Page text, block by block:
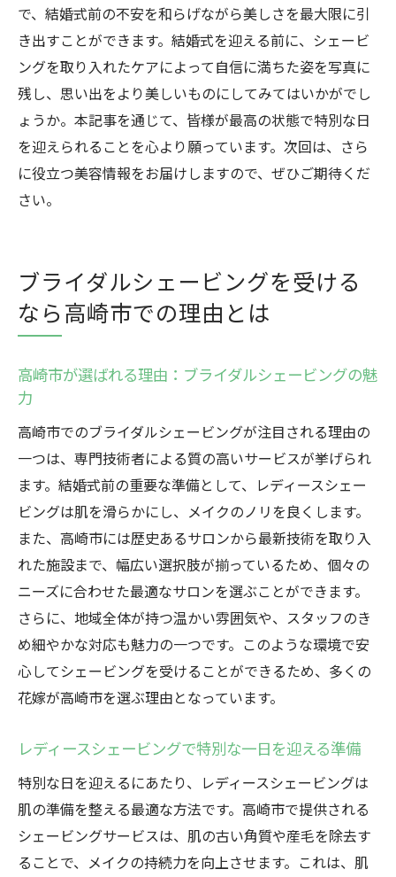
で、結婚式前の不安を和らげながら美しさを最大限に引
き出すことができます。結婚式を迎える前に、シェービ
ングを取り入れたケアによって自信に満ちた姿を写真に
残し、思い出をより美しいものにしてみてはいかがでし
ょうか。本記事を通じて、皆様が最高の状態で特別な日
を迎えられることを心より願っています。次回は、さら
に役立つ美容情報をお届けしますので、ぜひご期待くだ
さい。
ブライダルシェービングを受ける
なら高崎市での理由とは
高崎市が選ばれる理由：ブライダルシェービングの魅
力
高崎市でのブライダルシェービングが注目される理由の
一つは、専門技術者による質の高いサービスが挙げられ
ます。結婚式前の重要な準備として、レディースシェー
ビングは肌を滑らかにし、メイクのノリを良くします。
また、高崎市には歴史あるサロンから最新技術を取り入
れた施設まで、幅広い選択肢が揃っているため、個々の
ニーズに合わせた最適なサロンを選ぶことができます。
さらに、地域全体が持つ温かい雰囲気や、スタッフのき
め細やかな対応も魅力の一つです。このような環境で安
心してシェービングを受けることができるため、多くの
花嫁が高崎市を選ぶ理由となっています。
レディースシェービングで特別な一日を迎える準備
特別な日を迎えるにあたり、レディースシェービングは
肌の準備を整える最適な方法です。高崎市で提供される
シェービングサービスは、肌の古い角質や産毛を除去す
ることで、メイクの持続力を向上させます。これは、肌